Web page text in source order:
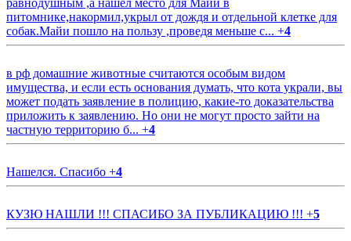
питомнике,накормил,укрыл от дождя и отдельной клетке для
собак.Майи пошло на пользу ,проведя меньше с... +4
в рф домашние животные считаются особым видом
имущества, и если есть основания думать, что кота украли, вы
может подать заявление в полицию, какие-то доказательства
приложить к заявлению. Но они не могут просто зайти на
частную территорию б... +4
Нашелся. Спасибо +4
КУЗЮ НАШЛИ !!! СПАСИБО ЗА ПУБЛИКАЦИЮ !!! +5